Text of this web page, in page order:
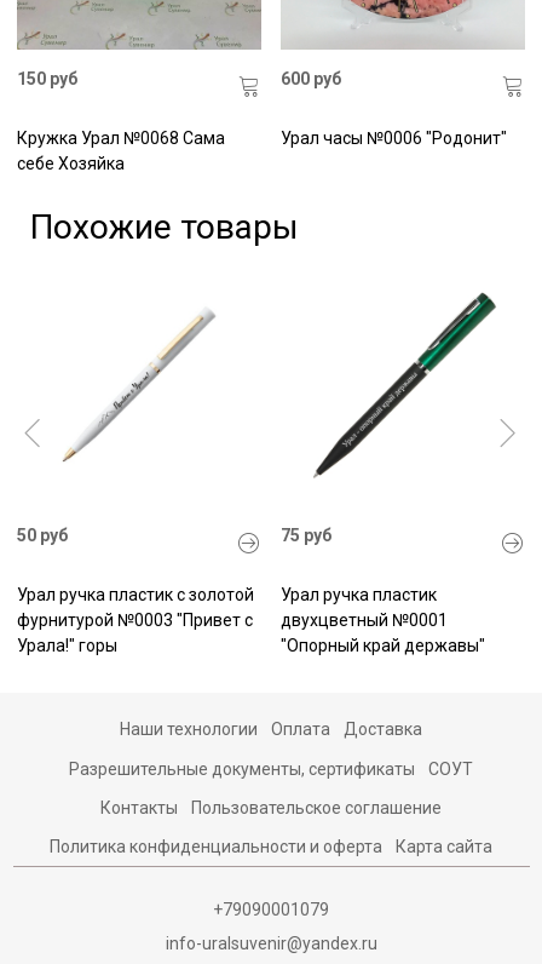
150 руб
Кружка Урал №0068 Сама
себе Хозяйка
600 руб
Урал часы №0006 "Родонит"
Похожие товары
50 руб
Урал ручка пластик с золотой
фурнитурой №0003 "Привет с
Урала!" горы
75 руб
Урал ручка пластик
двухцветный №0001
"Опорный край державы"
Наши технологии Оплата Доставка
Разрешительные документы, сертификаты СОУТ
Контакты Пользовательское соглашение
Политика конфиденциальности и оферта Карта сайта
+79090001079
info-uralsuvenir@yandex.ru